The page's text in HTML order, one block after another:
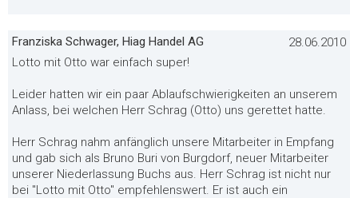
Franziska Schwager, Hiag Handel AG
28.06.2010
Lotto mit Otto war einfach super!
Leider hatten wir ein paar Ablaufschwierigkeiten an unserem
Anlass, bei welchen Herr Schrag (Otto) uns gerettet hatte.
Herr Schrag nahm anfänglich unsere Mitarbeiter in Empfang
und gab sich als Bruno Buri von Burgdorf, neuer Mitarbeiter
unserer Niederlassung Buchs aus. Herr Schrag ist nicht nur
bei "Lotto mit Otto" empfehlenswert. Er ist auch ein